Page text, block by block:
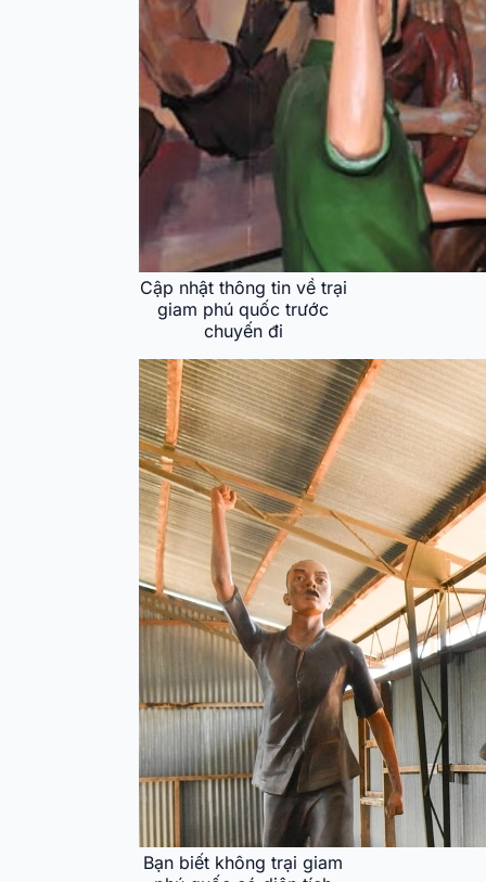
Cập nhật thông tin về trại
giam phú quốc trước
chuyến đi
Bạn biết không trại giam